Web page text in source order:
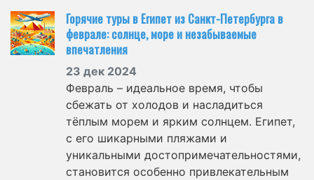
Горячие туры в Египет из Санкт-Петербурга в
феврале: солнце, море и незабываемые
впечатления
23 дек 2024
Февраль – идеальное время, чтобы
сбежать от холодов и насладиться
тёплым морем и ярким солнцем. Египет,
с его шикарными пляжами и
уникальными достопримечательностями,
становится особенно привлекательным